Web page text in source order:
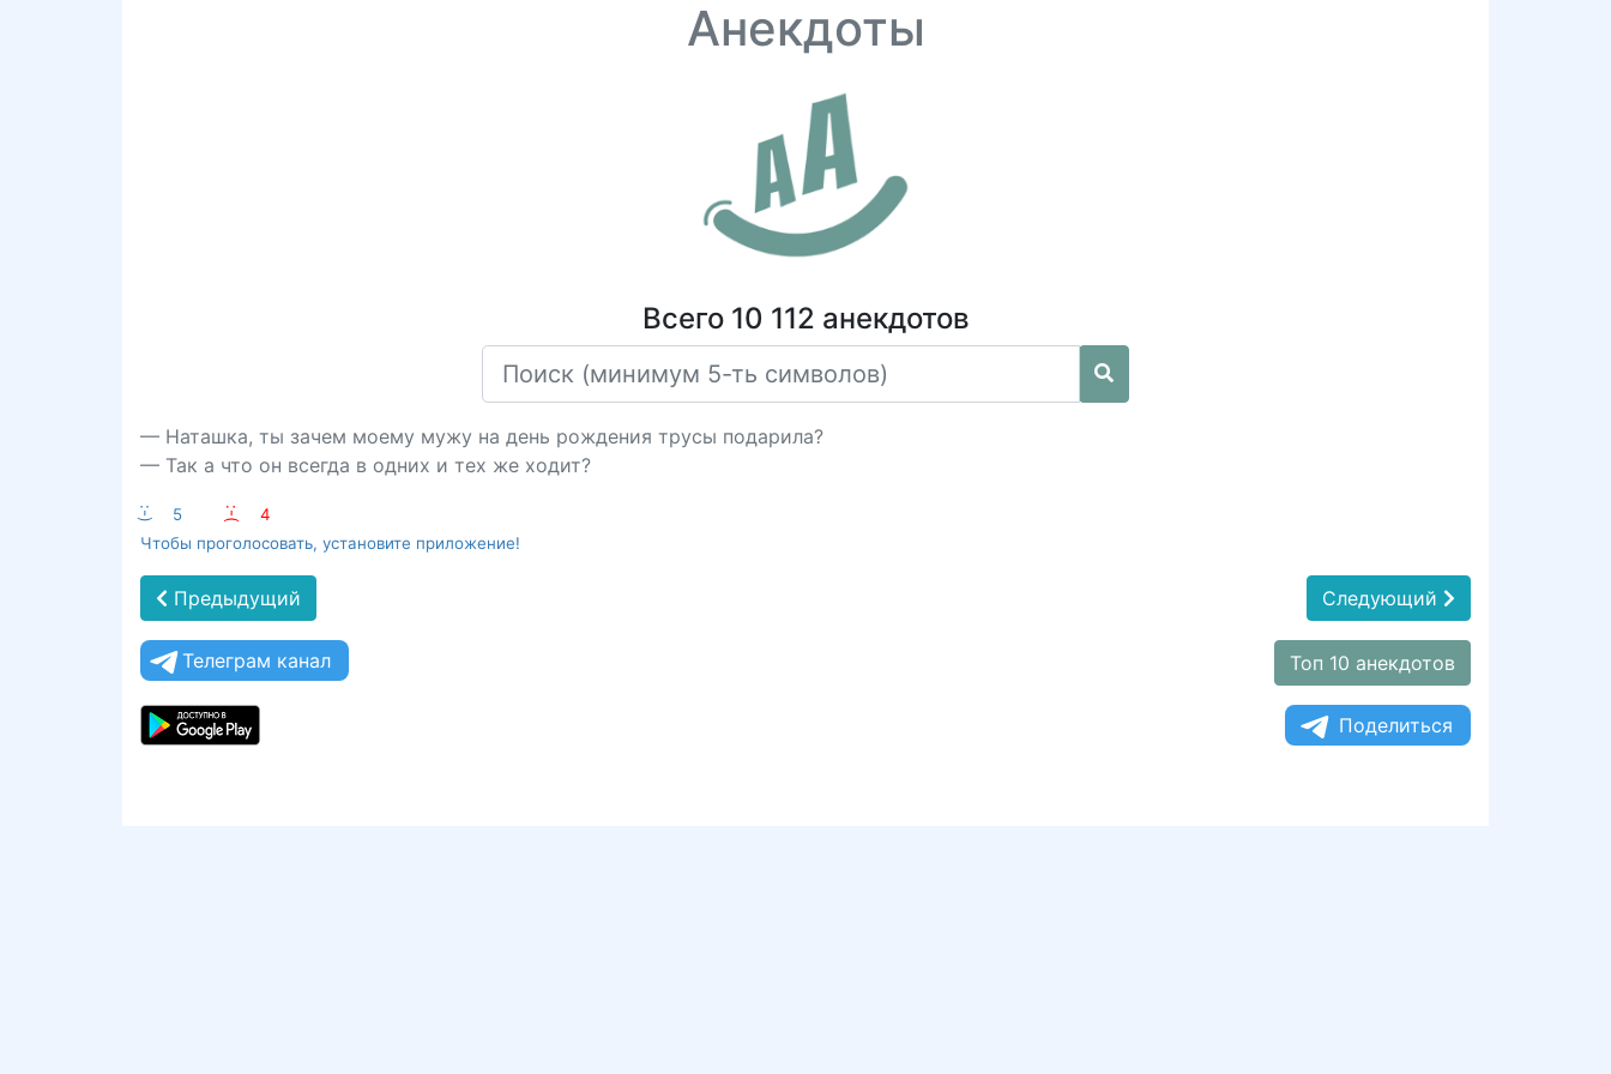
Анекдоты
Всего 10 112 анекдотов
— Наташка, ты зачем моему мужу на день рождения трусы подарила?
— Так а что он всегда в одних и тех же ходит?
:-) 5 :-(
4
Чтобы проголосовать, установите приложение!
Предыдущий Следующий
Телеграм канал Топ 10 анекдотов
Поделиться